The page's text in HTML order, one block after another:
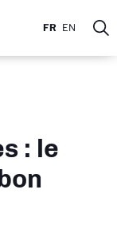
FR EN
: le